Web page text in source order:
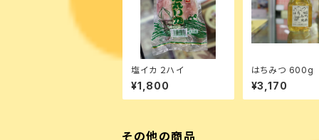
塩イカ ２ハイ
¥1,800
はちみつ 600g
¥3,170
その他の商品